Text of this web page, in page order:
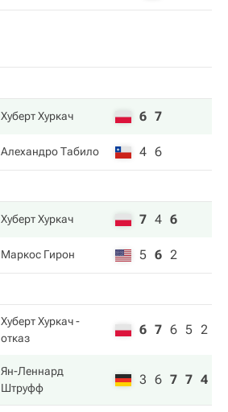
Хуберт Хуркач 6 7
Алехандро Табило 4 6
Хуберт Хуркач 7 4 6
Маркос Гирон 5 6 2
Хуберт Хуркач-
отказ
6 7 6 5 2
Ян-Леннард
Штруфф
3 6 7 7 4